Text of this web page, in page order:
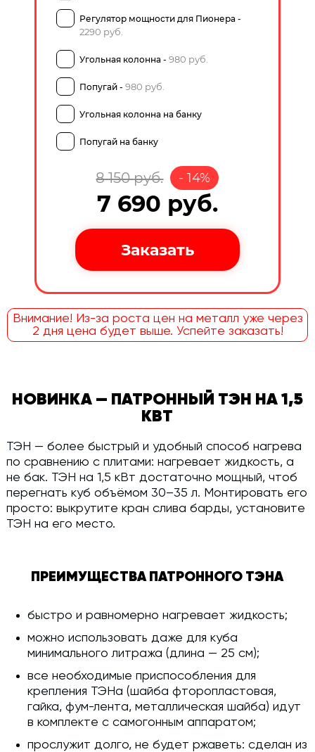
Регулятор мощности для Пионера -
2290 руб.
Угольная колонна - 980 руб.
Попугай - 980 руб.
Угольная колонна на банку
Попугай на банку
8 150руб. -14%
7 690 руб.
Внимание! Из-за роста цен на металл уже через
2 дня цена будет выше. Успейте заказать!
НОВИНКА — ПАТРОННЫЙ ТЭН НА 1,5
КВТ
ТЭН — более быстрый и удобный способ нагрева
по сравнению с плитами: нагревает жидкость, а
не бак. ТЭН на 1,5 кВт достаточно мощный, чтоб
перегнать куб объёмом 30–35 л. Монтировать его
просто: выкрутите кран слива барды, установите
ТЭН на его место.
ПРЕИМУЩЕСТВА ПАТРОННОГО ТЭНА
быстро и равномерно нагревает жидкость;
можно использовать даже для куба
минимального литража (длина — 25 см);
все необходимые приспособления для
крепления ТЭНа (шайба фторопластовая,
гайка, фум-лента, металлическая шайба) идут
в комплекте с самогонным аппаратом;
прослужит долго, не будет ржаветь: сделан из